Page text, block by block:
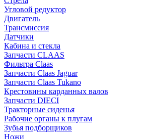
Угловой редуктор
Двигатель
Трансмиссия
Датчики
Кабина и стекла
Запчасти CLAAS
Фильтра Claas
Запчасти Claas Jaguar
Запчасти Claas Tukano
Крестовины карданных валов
Запчасти DIECI
Тракторные сиденья
Рабочие органы к плугам
Зубья подборщиков
Ножи